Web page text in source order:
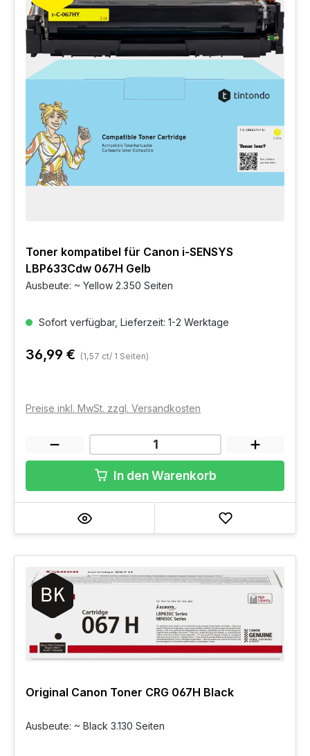
Toner kompatibel für Canon i-SENSYS
LBP633Cdw 067H Gelb
Ausbeute: ~ Yellow 2.350 Seiten
Sofort verfügbar, Lieferzeit: 1-2 Werktage
36,99 € (1,57 ct/ 1 Seiten)
Preise inkl. MwSt. zzgl. Versandkosten
In den Warenkorb
Original Canon Toner CRG 067H Black
Ausbeute: ~ Black 3.130 Seiten